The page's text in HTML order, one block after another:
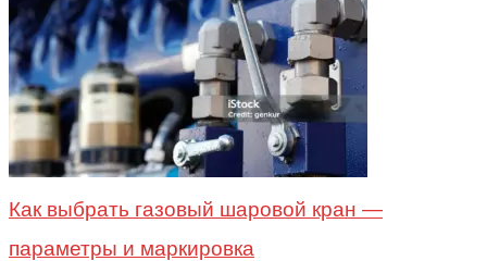
Как выбрать газовый шаровой кран —
параметры и маркировка